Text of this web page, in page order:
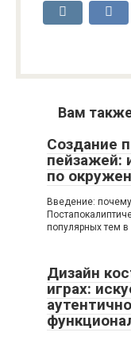
Вам
Создание
пейзажей:
по
Введение:
популярных тем в
Дизайн
играх: